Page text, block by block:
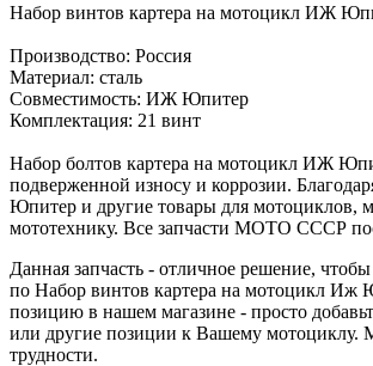
Набор винтов картера на мотоцикл ИЖ
Производство: Россия
Материал: сталь
Совместимость: ИЖ Юпитер
Комплектация: 21 винт
Набор болтов картера на мотоцикл ИЖ
подверженной износу и коррозии.
Юпитер и другие товары для мотоциклов,
мототехнику. Все запчасти МОТО СССР
Данная запчасть - отличное решение,
по Набор винтов картера на мотоцикл Иж
позицию в нашем магазине - просто
или другие позиции к Вашему мотоциклу.
трудности.